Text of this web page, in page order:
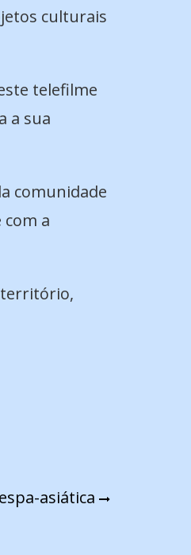
culturais
telefilme
a sua
comunidade
a
território,
asiática